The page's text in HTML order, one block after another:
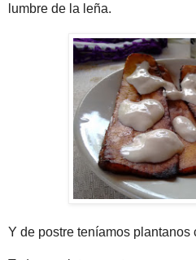
lumbre de la leña.
Y de postre teníamos plantanos